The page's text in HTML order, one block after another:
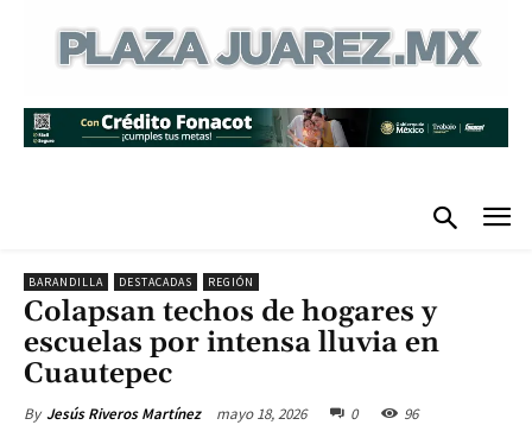
BARANDILLA DESTACADAS REGIÓN
Colapsan techos de hogares y
escuelas por intensa lluvia en
Cuautepec
By Jesús Riveros Martínez mayo 18, 2026 0 96